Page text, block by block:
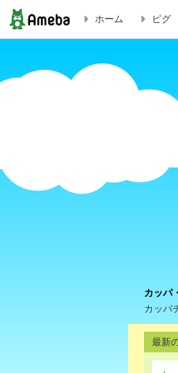
子ヒツジのメリーと、そろそ
ホーム ピグ
カッパ
カッパ
最新